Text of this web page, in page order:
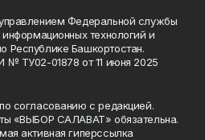
Федеральной службы
технологий и
Республике Башкортостан.
№ ТУ02-01878 от 11 июня 2025
согласованию с редакцией.
«ВЫБОР САЛАВАТ» обязательна.
активная гиперссылка